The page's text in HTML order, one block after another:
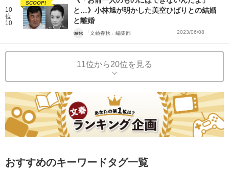
10
位
10
SCOOP!
と…》小林旭が明かした美空ひばりとの結婚
と離婚
「文藝春秋」編集部 2023/06/08
11位から20位を見る
おすすめのキーワードタグ一覧